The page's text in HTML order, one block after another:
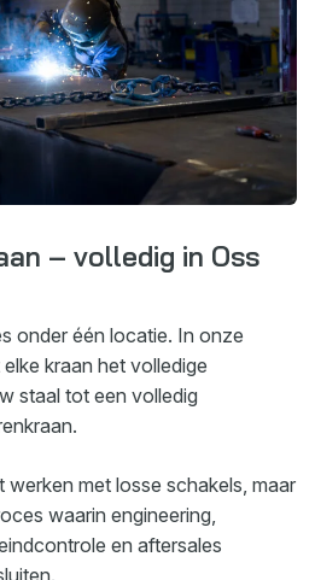
– volledig in Oss
onder één locatie. In onze
kraan het volledige
staal tot een volledig
met losse schakels, maar
waarin engineering,
en aftersales